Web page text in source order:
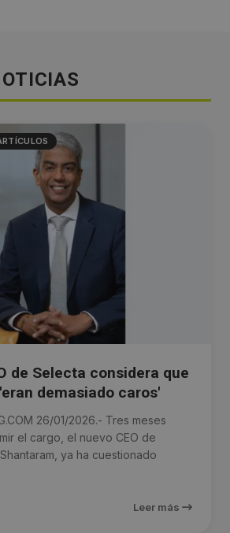
de Selecta considera que
demasiado caros'
26/01/2026.- Tres meses
el cargo, el nuevo CEO de
ya ha cuestionado
Leer más